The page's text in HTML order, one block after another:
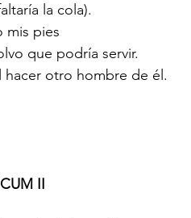
la cola).
mis pies
que podría servir.
hacer otro hombre de él.
II